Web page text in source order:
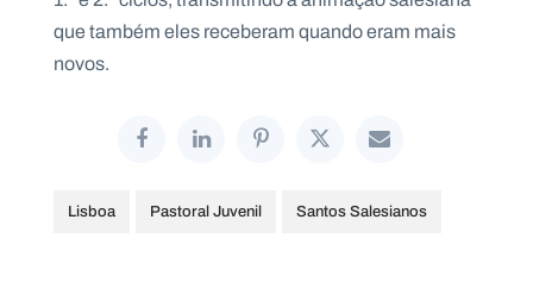
que também eles receberam quando eram mais
novos.
Lisboa Pastoral Juvenil Santos Salesianos